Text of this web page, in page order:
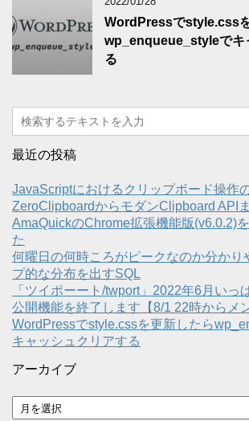
WordPressでstyle.css
wp_enqueue_styleでキ
る
最近の投稿
JavaScriptにおけるクリップボード操作
ZeroClipboardからモダンClipboard API
AmaQuickのChrome拡張機能版(v6.0.2)
た
何曜日の何時ころがピークなのか分かり
プ的な分布を出すSQL
「ツイポーート/twport」2022年6月いっ
公開機能を終了します【8/1 22時からメ
WordPressでstyle.cssを更新したら
キャッシュクリアする
アーカイブ
ア